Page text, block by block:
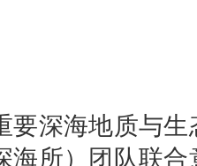
深海地质与生
海所）团队联